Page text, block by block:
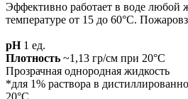
Эффективно работает в воде любой
температуре от 15 до 60°С.
pH1 ед.
Плотность ~1,13 гр/см при 20°С
Прозрачная однородная жидкость
*для 1% раствора в
20°С